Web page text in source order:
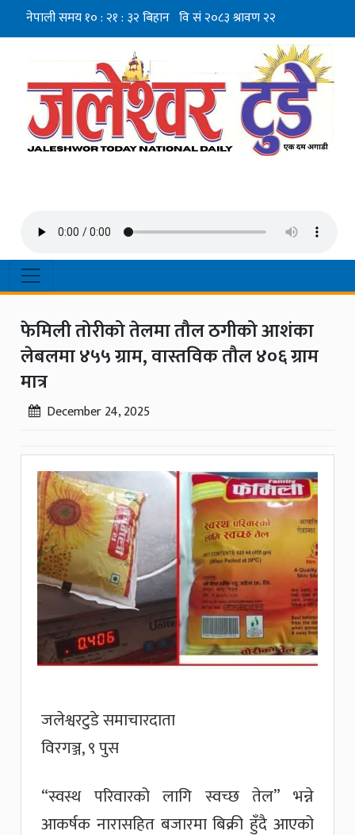
फेमिली तोरीको तेलमा तौल ठगीको आशंका
लेबलमा ४५५ ग्राम, वास्तविक तौल ४०६ ग्राम
मात्र
December 24, 2025
जलेश्वरटुडे समाचारदाता
विरगञ्ज, ९ पुस
“स्वस्थ परिवारको लागि स्वच्छ तेल” भन्ने
आकर्षक नारासहित बजारमा बिक्री हुँदै आएको